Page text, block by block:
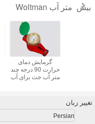
بیش متر آب Woltman
گرمایش دمای
حرارت 90 درجه چند
متر آب جت برای آب
تغییر زبان
Persian